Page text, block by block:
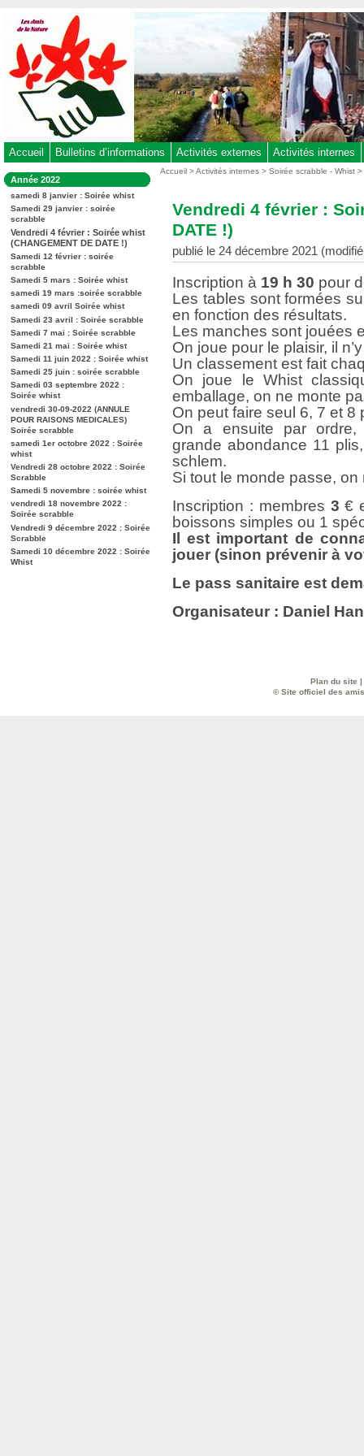
au
contenu
-
Aller
au
menu
-
à
la
recherche
Accueil Bulletins d’informations Activités externes Activités internes
Dans
la
rubrique
:
Année 2022
samedi 8 janvier : Soirée whist
Samedi 29 janvier : soirée
scrabble
Vendredi 4 février : Soirée whist
(CHANGEMENT DE DATE !)
Samedi 12 février : soirée
scrabble
Samedi 5 mars : Soirée whist
samedi 19 mars :soirée scrabble
samedi 09 avril Soirée whist
Samedi 23 avril : Soirée scrabble
Samedi 7 mai : Soirée scrabble
Samedi 21 mai : Soirée whist
Samedi 11 juin 2022 : Soirée whist
Samedi 25 juin : soirée scrabble
Samedi 03 septembre 2022 :
Soirée whist
vendredi 30-09-2022 (ANNULE
POUR RAISONS MEDICALES)
Soirée scrabble
samedi 1er octobre 2022 : Soirée
whist
Vendredi 28 octobre 2022 : Soirée
Scrabble
Samedi 5 novembre : soirée whist
vendredi 18 novembre 2022 :
Soirée scrabble
Vendredi 9 décembre 2022 : Soirée
Scrabble
Samedi 10 décembre 2022 : Soirée
Whist
Vous
Accueil >Activités internes >Soirée scrabble - Whist >
Vendredi 4 février :
DATE !)
publié le 24 décembre 2021
Inscription à 19 h 30 pour
Les tables sont formées
en fonction des résultats.
Les manches sont jouées
On joue pour le plaisir, il
Un classement est fait
On joue le Whist
emballage, on ne monte
On peut faire seul 6, 7 et 8
On a ensuite par ordre,
grande abondance 11
schlem.
Si tout le monde passe, on
Inscription : membres 3 €
boissons simples ou 1
Il est important de
jouer (sinon prévenir à
Le pass sanitaire est
Organisateur : Daniel
Plan du site |
© Site officiel des amis